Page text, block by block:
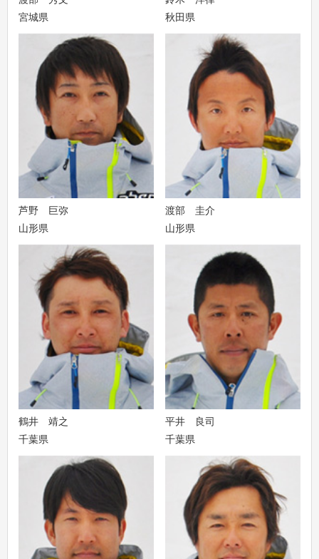
宮城県
秋田県
芦野 巨弥
山形県
渡部 圭介
山形県
鶴井 靖之
千葉県
平井 良司
千葉県